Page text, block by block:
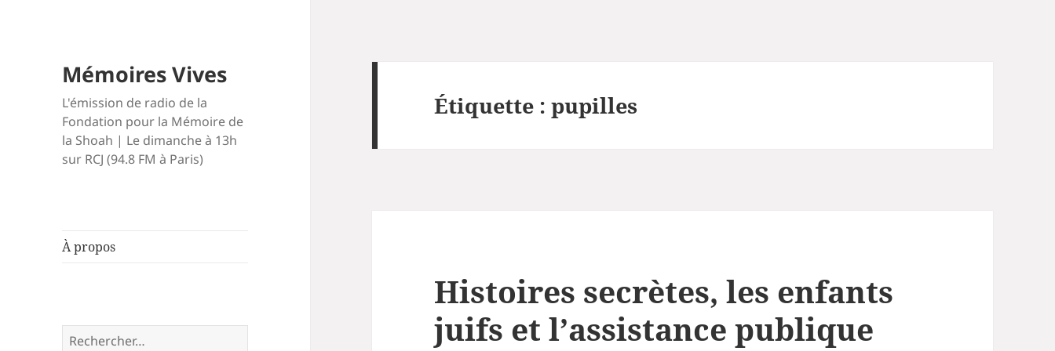
Mémoires Vives
L'émission de radio de la
Fondation pour la Mémoire de
la Shoah | Le dimanche à 13h
sur RCJ (94.8 FM à Paris)
À propos
Rechercher :
Étiquette :pupilles
Histoires secrètes, les enfants
juifs et l’assistance publique